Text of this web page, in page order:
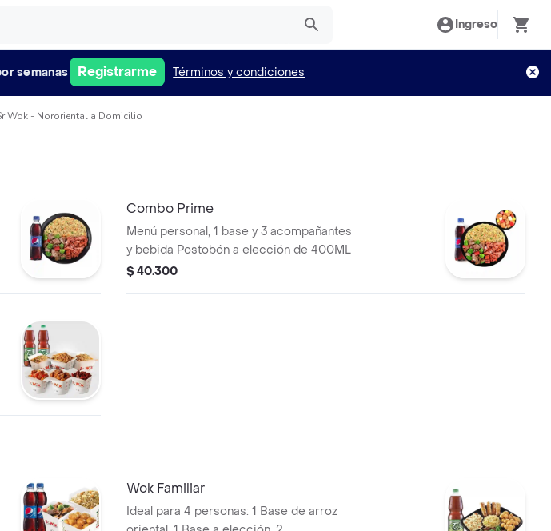
Ingreso
semanas Registrarme Términos y condiciones
Wok - Nororiental a Domicilio
Combo Prime
Menú personal, 1 base y 3 acompañantes
y bebida Postobón a elección de 400ML
$ 40.300
Wok Familiar
Ideal para 4 personas: 1 Base de arroz